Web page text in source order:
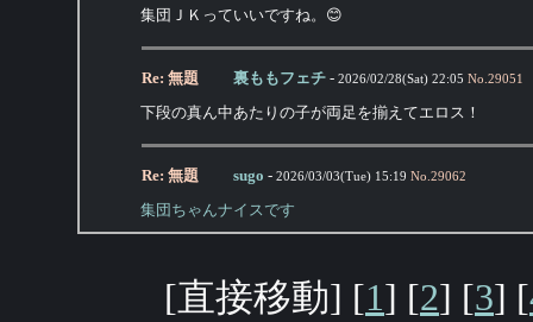
集団ＪＫっていいですね。😊
Re: 無題 裏ももフェチ - 2026/02/28(Sat) 22:05 No. 29051
下段の真ん中あたりの子が両足を揃えてエロス！
Re: 無題 sugo - 2026/03/03(Tue) 15:19 No. 29062
集団ちゃんナイスです
[直接移動] [1] [2] [3] [